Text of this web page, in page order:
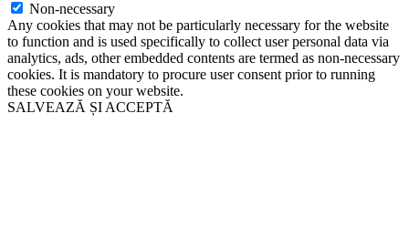
Non-necessary
Any cookies that may not be particularly necessary for the website
to function and is used specifically to collect user personal data via
analytics, ads, other embedded contents are termed as non-necessary
cookies. It is mandatory to procure user consent prior to running
these cookies on your website.
SALVEAZĂ ȘI ACCEPTĂ